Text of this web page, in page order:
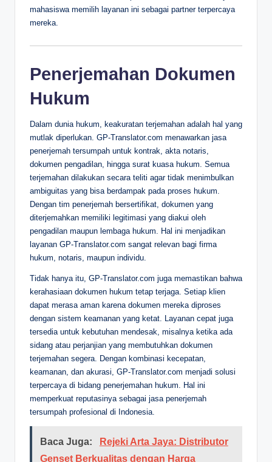
mahasiswa memilih layanan ini sebagai partner terpercaya
mereka.
Penerjemahan Dokumen
Hukum
Dalam dunia hukum, keakuratan terjemahan adalah hal yang
mutlak diperlukan. GP-Translator.com menawarkan jasa
penerjemah tersumpah untuk kontrak, akta notaris,
dokumen pengadilan, hingga surat kuasa hukum. Semua
terjemahan dilakukan secara teliti agar tidak menimbulkan
ambiguitas yang bisa berdampak pada proses hukum.
Dengan tim penerjemah bersertifikat, dokumen yang
diterjemahkan memiliki legitimasi yang diakui oleh
pengadilan maupun lembaga hukum. Hal ini menjadikan
layanan GP-Translator.com sangat relevan bagi firma
hukum, notaris, maupun individu.
Tidak hanya itu, GP-Translator.com juga memastikan bahwa
kerahasiaan dokumen hukum tetap terjaga. Setiap klien
dapat merasa aman karena dokumen mereka diproses
dengan sistem keamanan yang ketat. Layanan cepat juga
tersedia untuk kebutuhan mendesak, misalnya ketika ada
sidang atau perjanjian yang membutuhkan dokumen
terjemahan segera. Dengan kombinasi kecepatan,
keamanan, dan akurasi, GP-Translator.com menjadi solusi
terpercaya di bidang penerjemahan hukum. Hal ini
memperkuat reputasinya sebagai jasa penerjemah
tersumpah profesional di Indonesia.
Baca Juga:
Rejeki Arta Jaya: Distributor
Genset Berkualitas dengan Harga